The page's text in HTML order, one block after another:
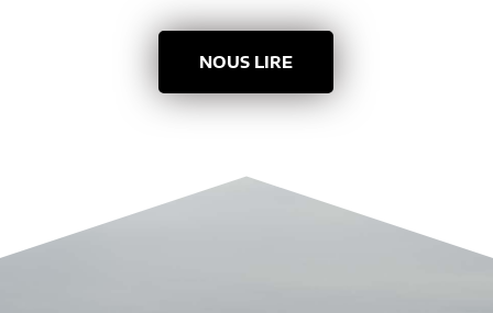
NOUS LIRE